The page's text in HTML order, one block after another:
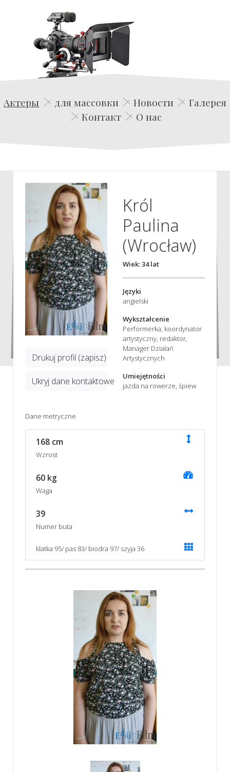
Edwin Film Agencja Aktorska
Актеры для массовки Новости
Галерея
Контакт
О нас
Drukuj profil (zapisz)
Ukryj dane kontaktowe
Król
Paulina
(Wrocław)
Wiek: 34 lat
Języki
angielski
Wykształcenie
Performerka, koordynator
artystyczny, redaktor,
Manager Działań
Artystycznych
Umiejętności
jazda na rowerze, śpiew
Dane metryczne
168 cm
Wzrost
60 kg
Waga
39
Numer buta
klatka 95/ pas 83/ biodra 97/ szyja 36